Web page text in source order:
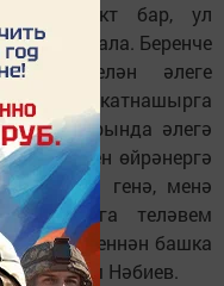
проект бар, ул
дип атала. Беренче
белән әлеге
кереп, катнашырга
турында әлегә
телен өйрәнергә
генә, менә
очарга теләвем
теленнән башка
ди Рөстәм Нәбиев.